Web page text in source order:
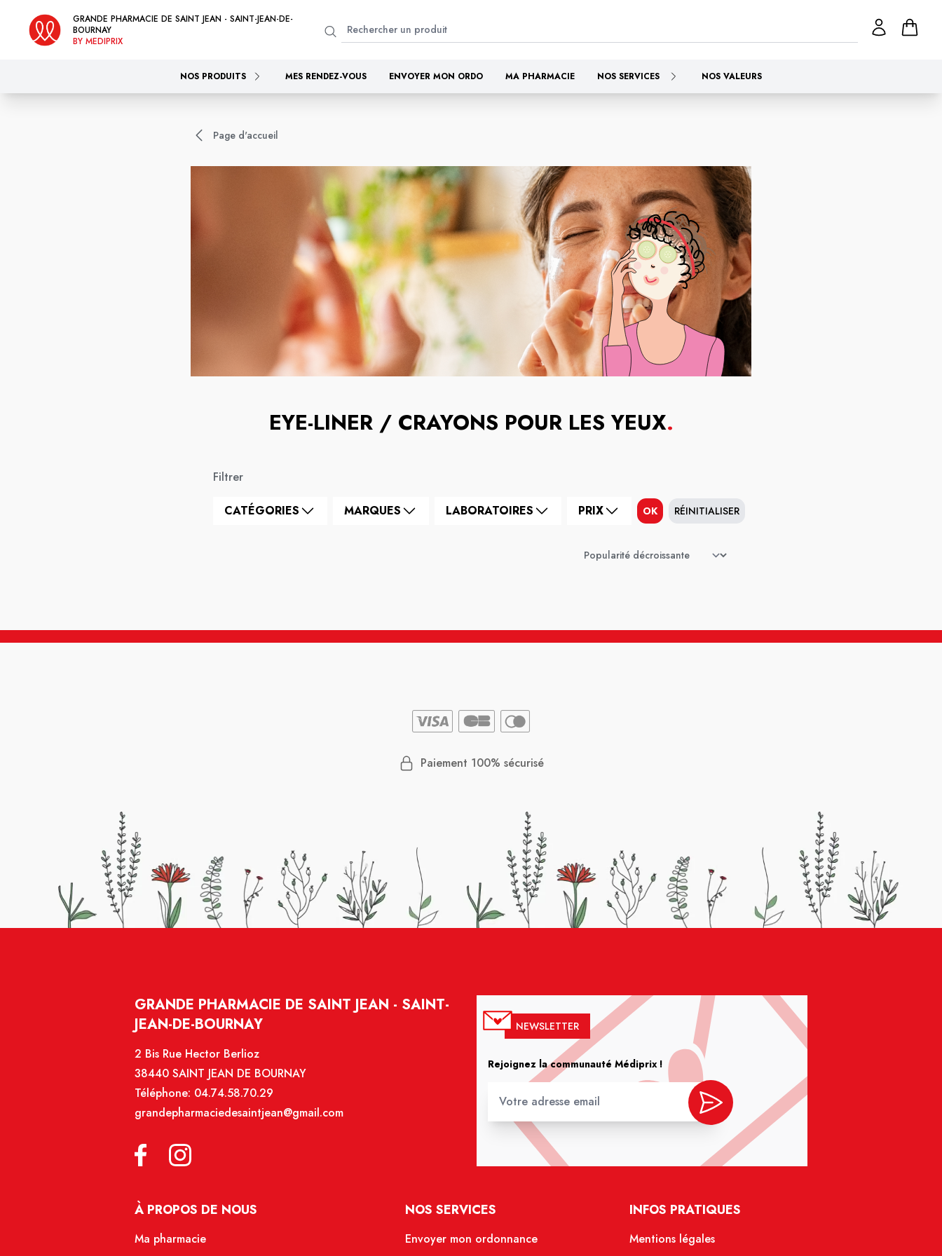
GRANDE PHARMACIE DE SAINT JEAN - SAINT-JEAN-DE-
BOURNAY
BY MEDIPRIX
NOS PRODUITS MES RENDEZ-VOUS ENVOYER MON ORDO MA PHARMACIE NOS SERVICES NOS VALEURS
Page d'accueil
EYE-LINER / CRAYONS POUR LES YEUX.
Filtrer
CATÉGORIES MARQUES LABORATOIRES PRIX OK RÉINITIALISER
Paiement 100% sécurisé
GRANDE PHARMACIE DE SAINT JEAN - SAINT-
JEAN-DE-BOURNAY
2 Bis Rue Hector Berlioz
38440 SAINT JEAN DE BOURNAY
Téléphone: 04.74.58.70.29
grandepharmaciedesaintjean@gmail.com
NEWSLETTER
Rejoignez la communauté Médiprix !
À PROPOS DE NOUS
Ma pharmacie
NOS SERVICES
Envoyer mon ordonnance
INFOS PRATIQUES
Mentions légales